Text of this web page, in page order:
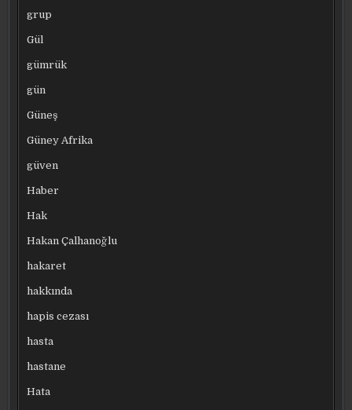
grup
Gül
gümrük
gün
Güneş
Güney Afrika
güven
Haber
Hak
Hakan Çalhanoğlu
hakaret
hakkında
hapis cezası
hasta
hastane
Hata